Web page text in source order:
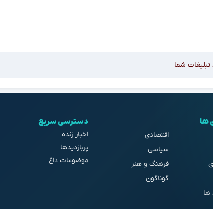
شما
ها
اقتصادی
سیاسی
فرهنگ و هنر
گوناگون
دسترسی سریع
اخبار زنده
پربازدیدها
موضوعات داغ